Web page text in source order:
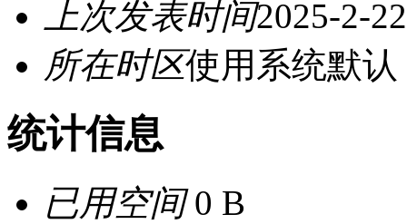
上次发表时间2025-2-
所在时区使用系统默认
统计信息
已用空间0 B